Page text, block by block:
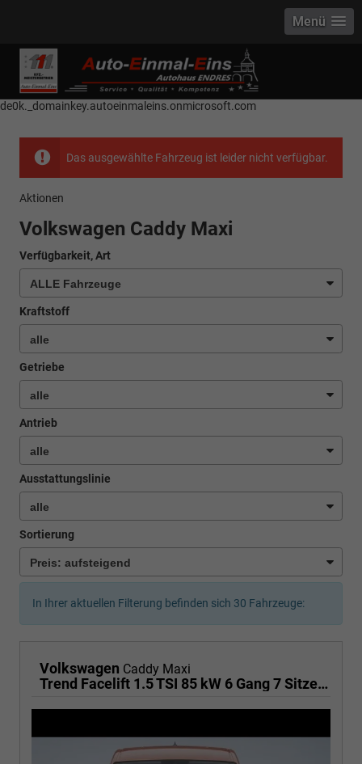
------------ Host Name : selector1._domainkey Points to address or value:
selector1-aee-de0k._domainkey.autoeinmaleins.onmicrosoft.com Host
Name : selector2._domainkey Points to address or value: selector2-aee-
de0k._domainkey.autoeinmaleins.onmicrosoft.com
Menü
Das ausgewählte Fahrzeug ist leider nicht verfügbar.
Aktionen
Volkswagen Caddy Maxi
Verfügbarkeit, Art
Kraftstoff
Getriebe
Antrieb
Ausstattungslinie
Sortierung
In Ihrer aktuellen Filterung befinden sich 30 Fahrzeuge:
Volkswagen Caddy Maxi
Trend Facelift 1.5 TSI 85 kW 6 Gang 7 Sitze, Klimautomatik, Zuziehhilfe für Schiebetüren u. Heckklppe, App Connevt, Digital Cockpit PRO, PDC v+h, Full Assistenzsysteme, Radio, Navigationsvorbereitung